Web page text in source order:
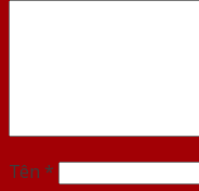
Tên *